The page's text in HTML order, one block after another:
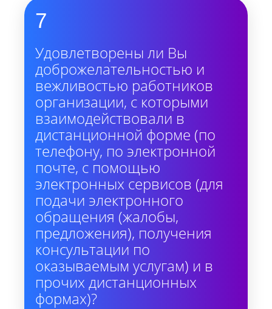
7
Удовлетворены ли Вы
доброжелательностью и
вежливостью работников
организации, с которыми
взаимодействовали в
дистанционной форме (по
телефону, по электронной
почте, с помощью
электронных сервисов (для
подачи электронного
обращения (жалобы,
предложения), получения
консультации по
оказываемым услугам) и в
прочих дистанционных
формах)?